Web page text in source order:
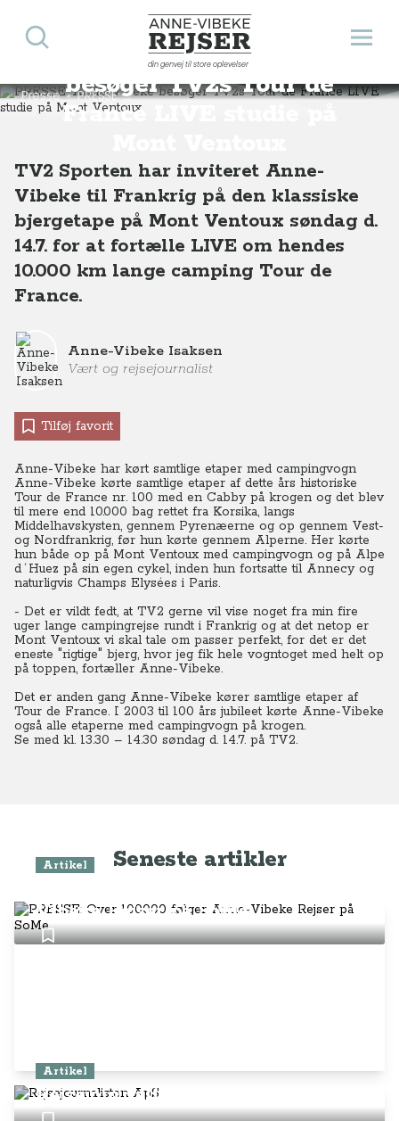
Anne-Vibeke Rejser
din genvej til store oplevelser
Åbn
Søg
PRESSE: Anne-Vibeke
besøger TV2s Tour de
France LIVE studie på
Presse PRESSE: Anne-Vibeke besøger TV2s Tour de France LIVE studie på Mont Ventoux
TV2 Sporten har inviteret Anne-
Vibeke til Frankrig på den klassiske
bjergetape på Mont Ventoux søndag d.
14.7. for at fortælle LIVE om hendes
10.000 km lange camping Tour de
France.
Anne-Vibeke Isaksen
Vært og rejsejournalist
Tilføj favorit
Anne-Vibeke har kørt samtlige etaper med campingvogn
Anne-Vibeke kørte samtlige etaper af dette års historiske
Tour de France nr. 100 med en Cabby på krogen og det blev
til mere end 10.000 bag rettet fra Korsika, langs
Middelhavskysten, gennem Pyrenæerne og op gennem Vest-
og Nordfrankrig, før hun kørte gennem Alperne. Her kørte
hun både op på Mont Ventoux med campingvogn og på Alpe
d´Huez på sin egen cykel, inden hun fortsatte til Annecy og
naturligvis Champs Elysées i Paris.
- Det er vildt fedt, at TV2 gerne vil vise noget fra min fire
uger lange campingrejse rundt i Frankrig og at det netop er
Mont Ventoux vi skal tale om passer perfekt, for det er det
eneste "rigtige" bjerg, hvor jeg fik hele vogntoget med helt op
på toppen, fortæller Anne-Vibeke.
Det er anden gang Anne-Vibeke kører samtlige etaper af
Tour de France. I 2003 til 100 års jubileet kørte Anne-Vibeke
også alle etaperne med campingvogn på krogen.
Se med kl. 13.30 – 14.30 søndag d. 14.7. på TV2.
Seneste artikler
Artikel
Vibeke Rejser på SoMe
Artikel
Rejsejournalisten ApS